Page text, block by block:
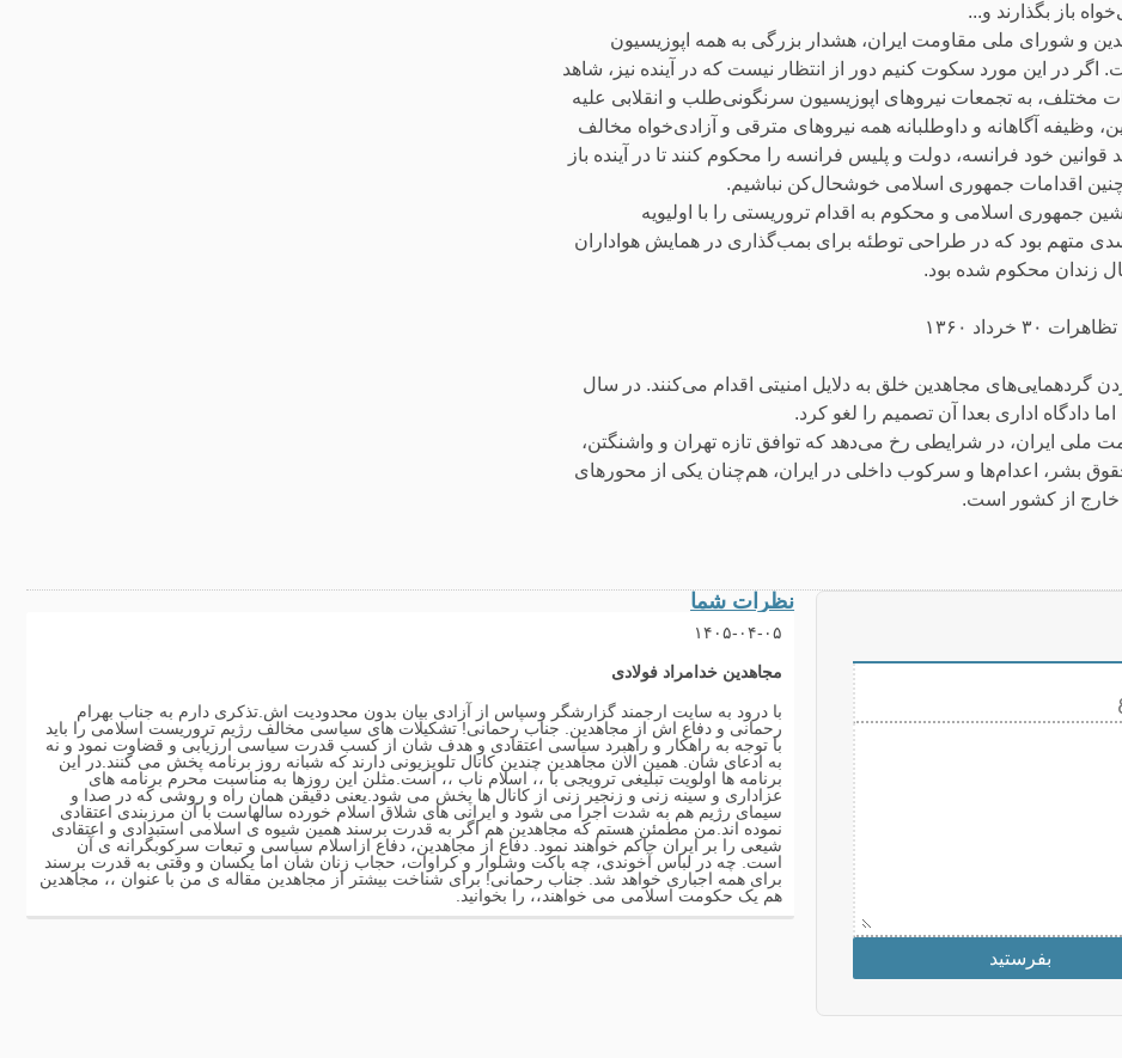
باز بگذارند و...
و شورای ملی مقاومت ایران، هشدار بزرگی به همه اپوزیسیون
در این مورد سکوت کنیم دور از انتظار نیست که در آینده نیز، شاهد
مختلف، به تجمعات نیروهای اپوزیسیون سرنگونی‌طلب و انقلابی علیه
آگاهانه و داوطلبانه همه نیروهای مترقی و آزادی‌خواه مخالف
خود فرانسه، دولت و پلیس فرانسه را محکوم کنند تا در آینده باز
چنین اقدامات جمهوری اسلامی خوشحال‌کن نباشیم.
جمهوری اسلامی و محکوم به اقدام تروریستی را با اولیویه
اسدی متهم بود که در طراحی توطئه برای بمب‌گذاری در همایش هواداران
۳۰ خرداد ۱۳۶۰
گردهمایی‌های مجاهدین خلق به دلایل امنیتی اقدام می‌کنند. در سال
ایران، در شرایطی رخ می‌دهد که توافق تازه تهران و واشنگتن،
بشر، اعدام‌ها و سرکوب داخلی در ایران، هم‌چنان یکی از محورهای
خارج از کشور است.
نظرات شما
۱۴۰۵-۰۴-۰۵
مجاهدینخدامراد فولادی
با درود به سایت ارجمند گزارشگر وسپاس از آزادی بیان بدون محدودیت اش.تذکری دارم به جناب بهرام
رحمانی و دفاع اش از مجاهدین. جناب رحمانی! تشکیلات های سیاسی مخالف رژیم تروریست اسلامی را باید
با توجه به راهکار و راهبرد سیاسی اعتقادی و هدف شان از کسب قدرت سیاسی ارزیابی و قضاوت نمود و نه
به ادعای شان. همین الان مجاهدین چندین کانال تلویزیونی دارند که شبانه روز برنامه پخش می کنند.در این
برنامه ها اولویت تبلیغی ترویجی با ،، اسلام ناب ،، است.مثلن این روزها به مناسبت محرم برنامه های
عزاداری و سینه زنی و زنجیر زنی از کانال ها پخش می شود.یعنی دقیقن همان راه و روشی که در صدا و
سیمای رژیم هم به شدت اجرا می شود و ایرانی های شلاق اسلام خورده سالهاست با آن مرزبندی اعتقادی
نموده اند.من مطمئن هستم که مجاهدین هم اگر به قدرت برسند همین شیوه ی اسلامی استبدادی و اعتقادی
شیعی را بر ایران حاکم خواهند نمود. دفاع از مجاهدین، دفاع ازاسلام سیاسی و تبعات سرکوبگرانه ی آن
است. چه در لباس آخوندی، چه باکت وشلوار و کراوات، حجاب زنان شان اما یکسان و وقتی به قدرت برسند
برای همه اجباری خواهد شد. جناب رحمانی! برای شناخت بیشتر از مجاهدین مقاله ی من با عنوان ،، مجاهدین
هم یک حکومت اسلامی می خواهند،، را بخوانید.